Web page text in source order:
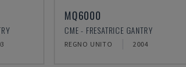
MQ6000
CME - FRESATRICE GANTRY
REGNO UNITO 2004